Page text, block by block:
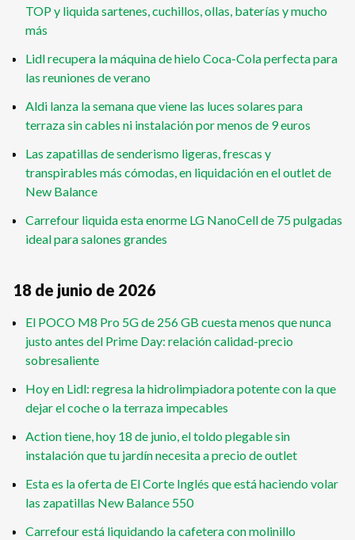
TOP y liquida sartenes, cuchillos, ollas, baterías y mucho
más
Lidl recupera la máquina de hielo Coca-Cola perfecta para
las reuniones de verano
Aldi lanza la semana que viene las luces solares para
terraza sin cables ni instalación por menos de 9 euros
Las zapatillas de senderismo ligeras, frescas y
transpirables más cómodas, en liquidación en el outlet de
New Balance
Carrefour liquida esta enorme LG NanoCell de 75 pulgadas
ideal para salones grandes
18 de junio de 2026
El POCO M8 Pro 5G de 256 GB cuesta menos que nunca
justo antes del Prime Day: relación calidad-precio
sobresaliente
Hoy en Lidl: regresa la hidrolimpiadora potente con la que
dejar el coche o la terraza impecables
Action tiene, hoy 18 de junio, el toldo plegable sin
instalación que tu jardín necesita a precio de outlet
Esta es la oferta de El Corte Inglés que está haciendo volar
las zapatillas New Balance 550
Carrefour está liquidando la cafetera con molinillo